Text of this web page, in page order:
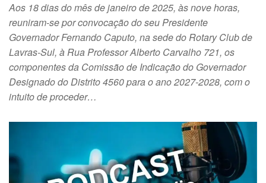
Aos 18 dias do mês de janeiro de 2025, às nove horas,
reuniram-se por convocação do seu Presidente
Governador Fernando Caputo, na sede do Rotary Club de
Lavras-Sul, à Rua Professor Alberto Carvalho 721, os
componentes da Comissão de Indicação do Governador
Designado do Distrito 4560 para o ano 2027-2028, com o
intuito de proceder…